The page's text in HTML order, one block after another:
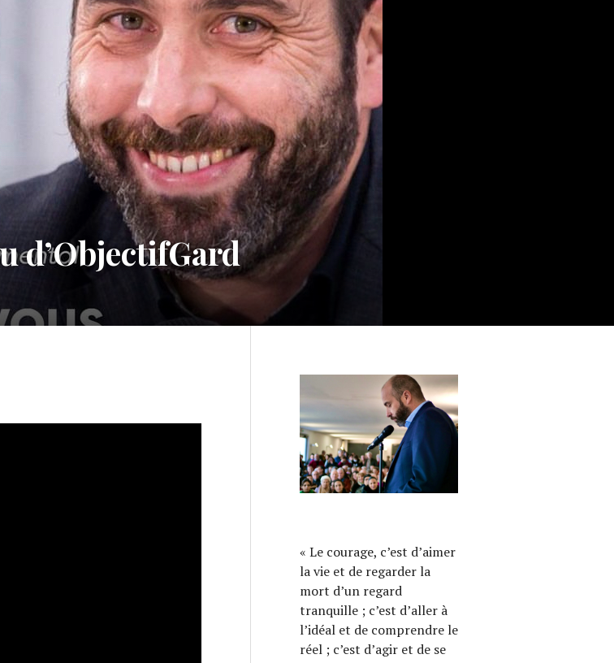
d’ObjectifGard
« Le courage, c’est d’aimer
la vie et de regarder la
mort d’un regard
tranquille ; c’est d’aller à
l’idéal et de comprendre le
réel ; c’est d’agir et de se